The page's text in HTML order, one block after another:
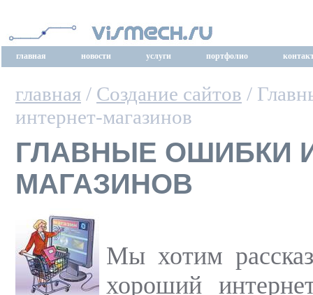
главная новости услуги портфолио
главная / Создание сайтов /
интернет-магазинов
ГЛАВНЫЕ ОШИБКИ
МАГАЗИНОВ
Мы хотим
хороший